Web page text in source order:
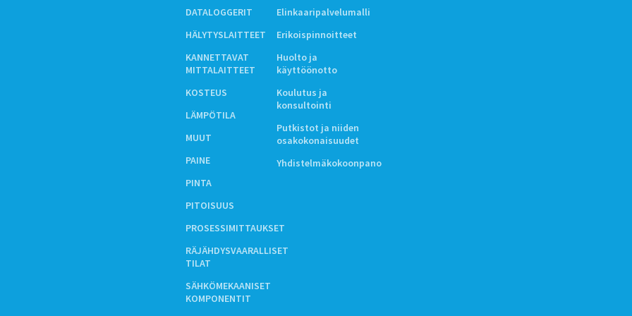
DATALOGGERIT
HÄLYTYSLAITTEET
KANNETTAVAT
MITTALAITTEET
KOSTEUS
LÄMPÖTILA
MUUT
PAINE
PINTA
PITOISUUS
PROSESSIMITTAUKSET
RÄJÄHDYSVAARALLISET
TILAT
SÄHKÖMEKAANISET
KOMPONENTIT
Elinkaaripalvelumalli
Erikoispinnoitteet
Huolto ja
käyttöönotto
Koulutus ja
konsultointi
Putkistot ja niiden
osakokonaisuudet
Yhdistelmäkokoonpano